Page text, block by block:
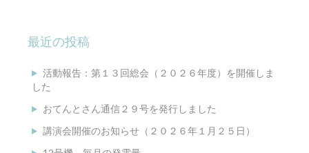
最近の投稿
活動報告：第１３回総会（２０２６年度）を開催しま
した
おてんとさん通信２９号を発行しました
講演会開催のお知らせ（２０２６年１月２５日）